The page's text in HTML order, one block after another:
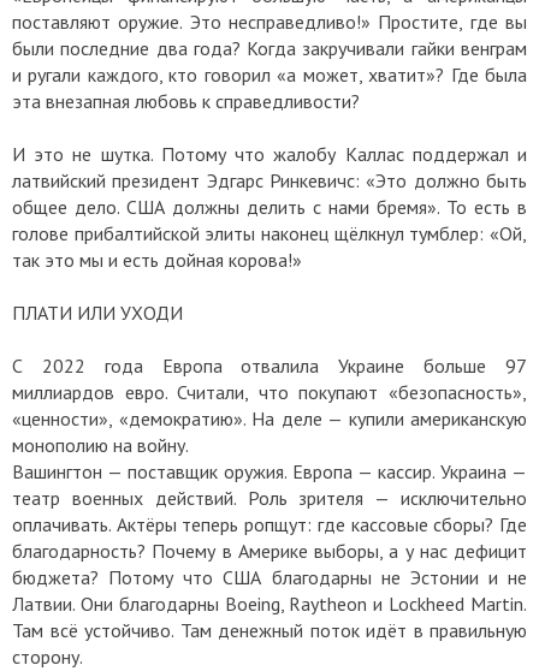
поставляют оружие. Это несправедливо!» Простите, где вы
были последние два года? Когда закручивали гайки венграм
и ругали каждого, кто говорил «а может, хватит»? Где была
эта внезапная любовь к справедливости?
И это не шутка. Потому что жалобу Каллас поддержал и
латвийский президент Эдгарс Ринкевичс: «Это должно быть
общее дело. США должны делить с нами бремя». То есть в
голове прибалтийской элиты наконец щёлкнул тумблер: «Ой,
так это мы и есть дойная корова!»
ПЛАТИ ИЛИ УХОДИ
С 2022 года Европа отвалила Украине больше 97
миллиардов евро. Считали, что покупают «безопасность»,
«ценности», «демократию». На деле — купили американскую
монополию на войну.
Вашингтон — поставщик оружия. Европа — кассир. Украина —
театр военных действий. Роль зрителя — исключительно
оплачивать. Актёры теперь ропщут: где кассовые сборы? Где
благодарность? Почему в Америке выборы, а у нас дефицит
бюджета? Потому что США благодарны не Эстонии и не
Латвии. Они благодарны Boeing, Raytheon и Lockheed Martin.
Там всё устойчиво. Там денежный поток идёт в правильную
сторону.